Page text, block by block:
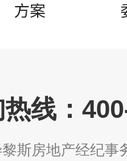
线：
斯房地产经纪事